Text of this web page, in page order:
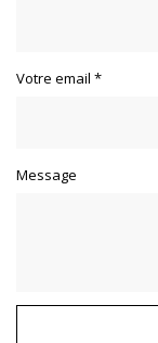
Votre email *
Message